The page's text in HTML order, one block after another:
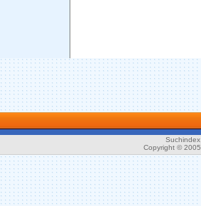
Copyright ©